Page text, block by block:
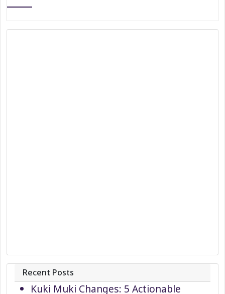
Recent Posts
Kuki Muki Changes: 5 Actionable